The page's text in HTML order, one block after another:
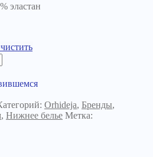
эластан
Orhideja, Бренды,
, Нижнее белье Метка: